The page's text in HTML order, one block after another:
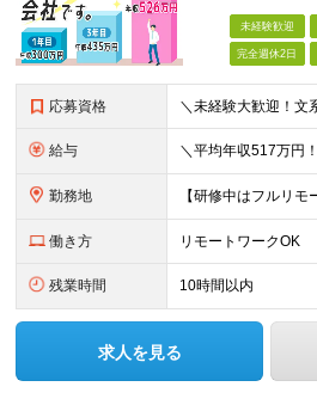
未経験歓迎
完全週休2日
応募資格
給与
勤務地
働き方 リモートワークOK
残業時間 10時間以内
求人を見る